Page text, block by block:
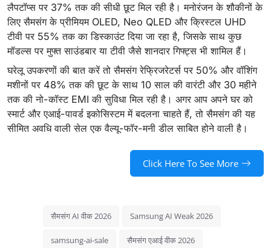
लैपटॉप्स पर 37% तक की सीधी छूट मिल रही है। मनोरंजन के शौकीनों के
लिए सैमसंग के प्रीमियम OLED, Neo QLED और क्रिस्टल UHD
टीवी पर 55% तक का डिस्काउंट दिया जा रहा है, जिसके साथ कुछ
मॉडल्स पर मुफ्त साउंडबार या टीवी जैसे शानदार गिफ्ट्स भी शामिल हैं।
घरेलू उपकरणों की बात करें तो सैमसंग रेफ्रिजरेटर्स पर 50% और वॉशिंग
मशीनों पर 48% तक की छूट के साथ 10 साल की वारंटी और 30 महीने
तक की नो-कॉस्ट EMI की सुविधा मिल रही है। अगर आप अपने घर को
स्मार्ट और एआई-पावर्ड इकोसिस्टम में बदलना चाहते हैं, तो सैमसंग की यह
सीमित अवधि वाली सेल एक वैल्यू-फॉर-मनी डील साबित होने वाली है।
Click Here To See More
सैमसंग AI वीक 2026 Samsung AI Weak 2026
samsung-ai-sale सैमसंग एआई वीक 2026